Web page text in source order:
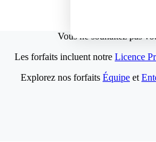
Vous ne souhaitez pas
Les forfaits incluent notre Licence
Explorez nos forfaits Équipe et